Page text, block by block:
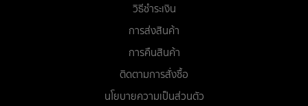
วิธีชำระเงิน
การส่งสินค้า
การคืนสินค้า
ติดตามการสั่งซื้อ
นโยบายความเป็นส่วนตัว